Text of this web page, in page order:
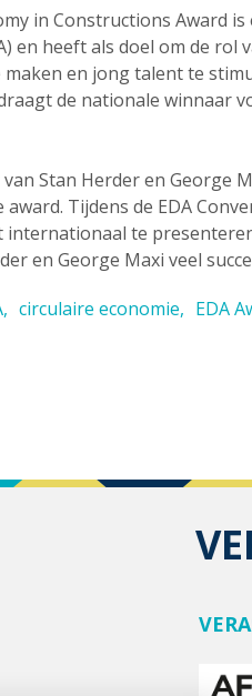
in Constructions Award
en heeft als doel om de rol
en jong talent te
de nationale winnaar
Stan Herder en George
Tijdens de EDA
te
en George Maxi veel
circulaire economie
EDA